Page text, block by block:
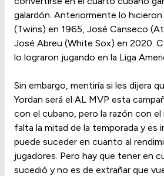
galardón. Anteriormente lo hicieron
(Twins) en 1965, José Canseco
José Abreu (White Sox) en 2020.
lo lograron jugando en la Liga
Sin embargo, mentiría si les dijera
Yordan será el AL MVP esta
con el cubano, pero la razón con
falta la mitad de la temporada y es
puede suceder en cuanto al
jugadores. Pero hay que tener en
sucedió y no es de extrañar que